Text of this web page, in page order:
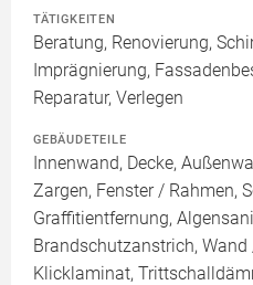
TÄTIGKEITEN
Beratung, Renovierung,
Imprägnierung,
Reparatur, Verlegen
GEBÄUDETEILE
Innenwand, Decke,
Zargen, Fenster / Rahmen,
Graffitientfernung,
Brandschutzanstrich, Wand
Klicklaminat,